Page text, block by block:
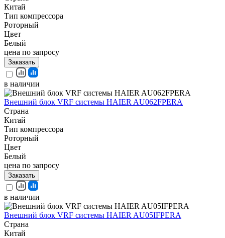
Китай
Тип компрессора
Роторный
Цвет
Белый
цена по запросу
Заказать
в наличии
Внешний блок VRF системы HAIER AU062FPERA
Страна
Китай
Тип компрессора
Роторный
Цвет
Белый
цена по запросу
Заказать
в наличии
Внешний блок VRF системы HAIER AU05IFPERA
Страна
Китай